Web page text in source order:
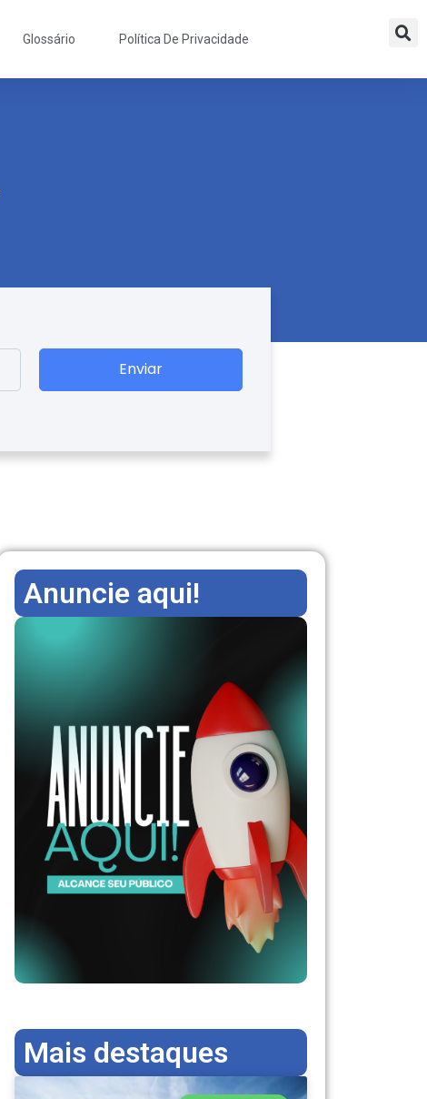
Glossário Política De Privacidade
Enviar
Anuncie aqui!
Mais destaques